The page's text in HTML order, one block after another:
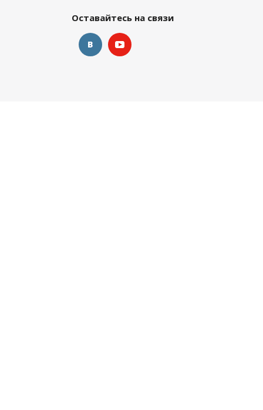
Оставайтесь на связи